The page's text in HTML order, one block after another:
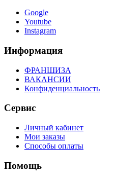
Google
Youtube
Instagram
Информация
ФРАНШИЗА
ВАКАНСИИ
Конфиденциальность
Сервис
Личный кабинет
Мои заказы
Способы оплаты
Помощь